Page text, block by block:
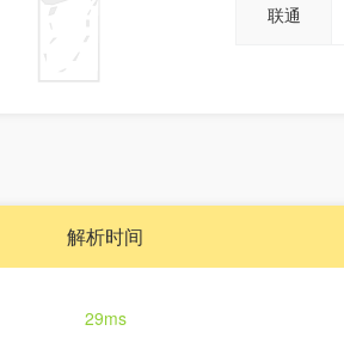
联通
解析时间
29ms